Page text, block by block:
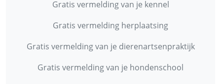
Gratis vermelding van je kennel
Gratis vermelding herplaatsing
Gratis vermelding van je dierenartsenpraktijk
Gratis vermelding van je hondenschool